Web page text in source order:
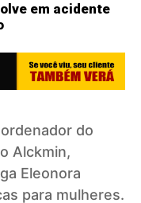
em acidente
do
Alckmin,
Eleonora
para mulheres.